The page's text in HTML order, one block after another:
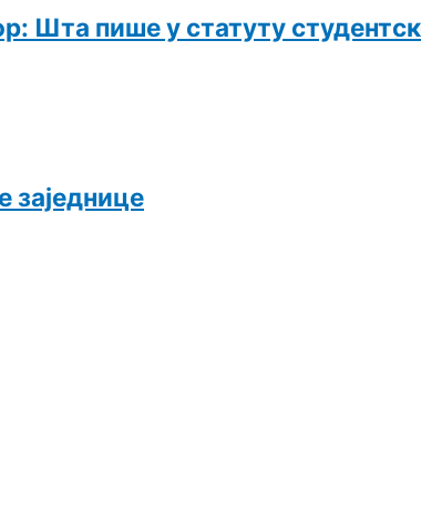
Шта пише у статуту
заједнице